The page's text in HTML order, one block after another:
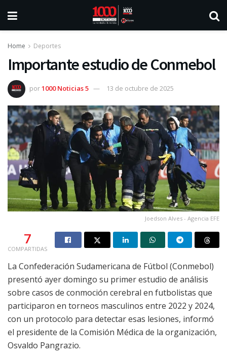
Home Deportes
Importante estudio de Conmebol
por1000 Noticias 5 13 de octubre de 2025
Joedson Alves - Agencia EFE
7
COMPARTIDAS
La Confederación Sudamericana de Fútbol (Conmebol)
presentó ayer domingo su primer estudio de análisis
sobre casos de conmoción cerebral en futbolistas que
participaron en torneos masculinos entre 2022 y 2024,
con un protocolo para detectar esas lesiones, informó
el presidente de la Comisión Médica de la organización,
Osvaldo Pangrazio.